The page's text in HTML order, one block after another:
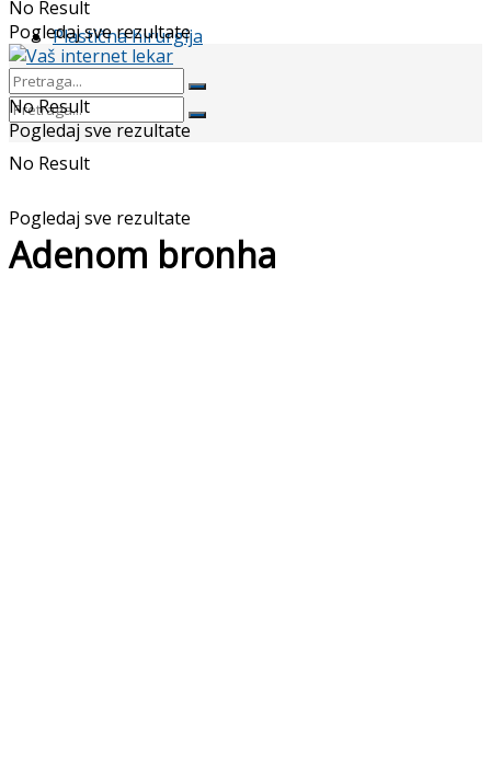
Plastična hirurgija
No Result
Pogledaj sve rezultate
No Result
Pogledaj sve rezultate
No Result
Pogledaj sve rezultate
Adenom bronha